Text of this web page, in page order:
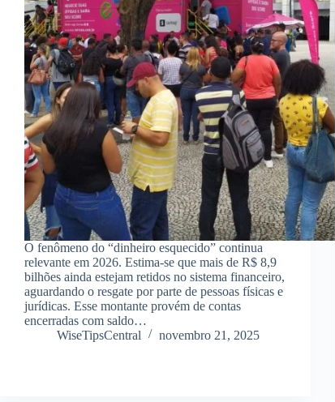
O fenômeno do “dinheiro esquecido” continua
relevante em 2026. Estima-se que mais de R$ 8,9
bilhões ainda estejam retidos no sistema financeiro,
aguardando o resgate por parte de pessoas físicas e
jurídicas. Esse montante provém de contas
encerradas com saldo…
WiseTipsCentral
novembro 21, 2025